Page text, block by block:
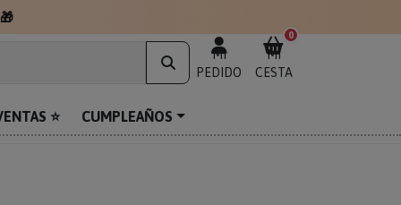
🎁
MI
PEDIDO
0
MI
CESTA
⭐ CUMPLEAÑOS